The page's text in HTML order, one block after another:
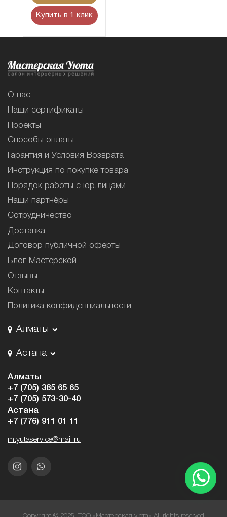
Купить в 1 клик
О нас
Наши сертификаты
Проекты
Способы оплаты
Гарантия и Условия Возврата
Инструкция по покупке товара
Порядок работы с юр.лицами
Наши партнёры
Сотрудничество
Доставка
Договор публичной оферты
Блог Мастерской
Отзывы
Контакты
Политика конфиденциальности
Алматы
Астана
Алматы
+7 (705) 385 65 65
+7 (705) 573-30-40
Астана
+7 (776) 911 01 11
m.yutaservice@mail.ru